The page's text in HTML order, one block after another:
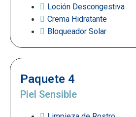
Loción Descongestiva
Crema Hidratante
Bloqueador Solar
Paquete 4
Piel Sensible